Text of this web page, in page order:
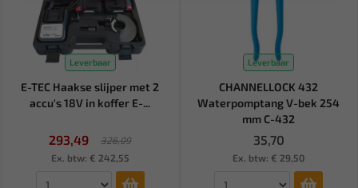
Leverbaar
E-TEC Haakse slijper met 2
accu's 18V in koffer E-...
293,49
326,09
Ex. btw: € 242,55
Leverbaar
CHANNELLOCK 432
Waterpomptang V-bek 254
mm C-432
35,70
Ex. btw: € 29,50